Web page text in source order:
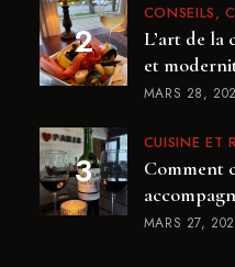
CONSEILS
L’art de la
et
MARS 28,
CUISINE ET
Comment
MARS 27,